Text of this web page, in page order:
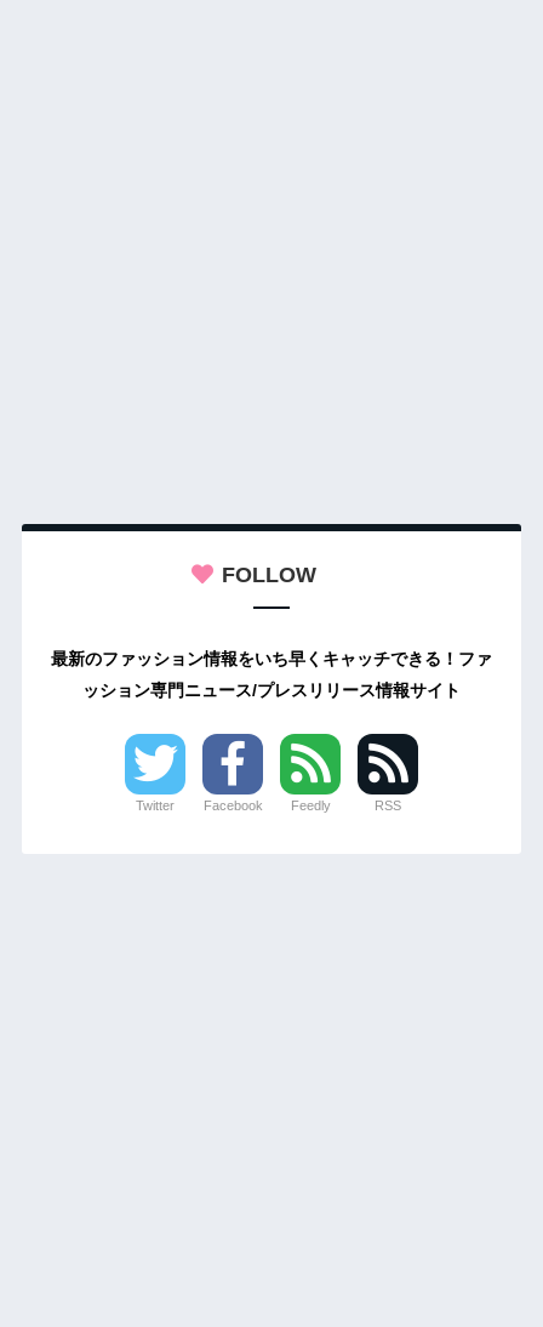
FOLLOW
最新のファッション情報をいち早くキャッチできる！ファ
ッション専門ニュース/プレスリリース情報サイト
Twitter Facebook Feedly RSS